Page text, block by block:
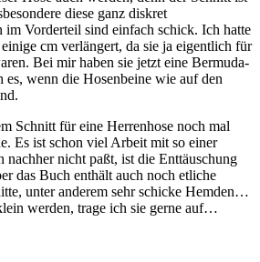
diese ganz diskret
im Vorderteil sind einfach schick. Ich hatte
cm verlängert, da sie ja eigentlich für
Bei mir haben sie jetzt eine Bermuda-
wenn die Hosenbeine wie auf den
Schnitt für eine Herrenhose noch mal
Es ist schon viel Arbeit mit so einer
nachher nicht paßt, ist die Enttäuschung
das Buch enthält auch noch etliche
unter anderem sehr schicke Hemden…
werden, trage ich sie gerne auf…